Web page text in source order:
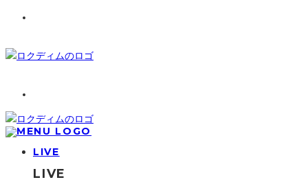
LIVE
LIVE